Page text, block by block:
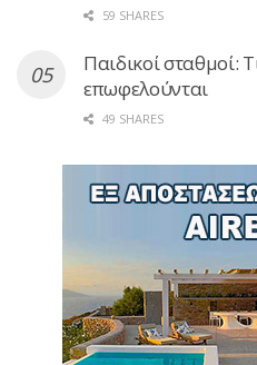
59 SHARES
Παιδικοί σταθμοί:
επωφελούνται
49 SHARES